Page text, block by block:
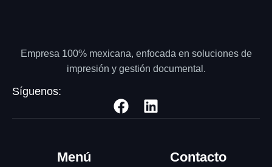
Empresa 100% mexicana, enfocada en soluciones de
impresión y gestión documental.
Síguenos:
Menú Contacto